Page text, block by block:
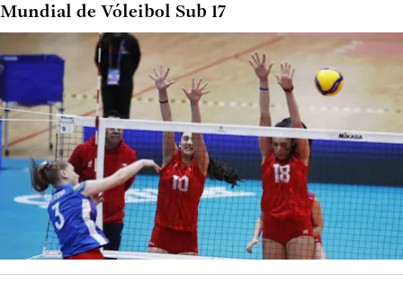
Mundial de Vóleibol Sub 17